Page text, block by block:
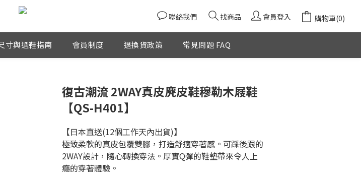
聯絡我們 找商品 會員登入 購物車(0)
寸與選鞋指南 會員制度 退換貨政策 常見問題 FAQ
復古潮流 2WAY真皮麂皮鞋穆勒木屐鞋
【QS-H401】
【日本直送(12個工作天內出貨)】
極致柔軟的真皮包覆雙腳，打造舒適穿著感。可踩後跟的
2WAY設計，隨心轉換穿法。厚實Q彈的鞋墊帶來令人上
癮的穿著體驗。